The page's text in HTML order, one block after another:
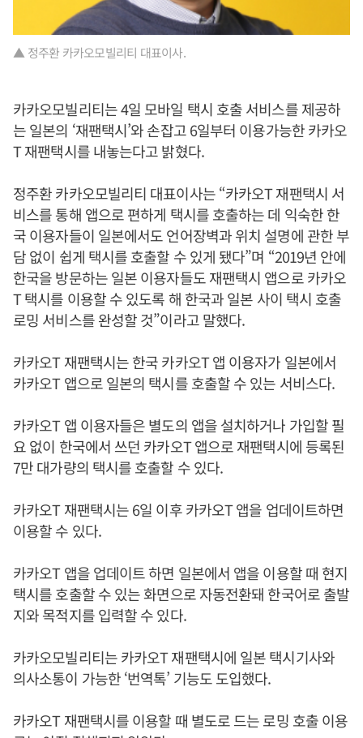
▲ 정주환 카카오모빌리티 대표이사.
카카오모빌리티는 4일 모바일 택시 호출 서비스를 제공하
는 일본의 ‘재팬택시’와 손잡고 6일부터 이용가능한 카카오
T 재팬택시를 내놓는다고 밝혔다.
정주환 카카오모빌리티 대표이사는 “카카오T 재팬택시 서
비스를 통해 앱으로 편하게 택시를 호출하는 데 익숙한 한
국 이용자들이 일본에서도 언어장벽과 위치 설명에 관한 부
담 없이 쉽게 택시를 호출할 수 있게 됐다”며 “2019년 안에
한국을 방문하는 일본 이용자들도 재팬택시 앱으로 카카오
T 택시를 이용할 수 있도록 해 한국과 일본 사이 택시 호출
로밍 서비스를 완성할 것”이라고 말했다.
카카오T 재팬택시는 한국 카카오T 앱 이용자가 일본에서
카카오T 앱으로 일본의 택시를 호출할 수 있는 서비스다.
카카오T 앱 이용자들은 별도의 앱을 설치하거나 가입할 필
요 없이 한국에서 쓰던 카카오T 앱으로 재팬택시에 등록된
7만 대가량의 택시를 호출할 수 있다.
카카오T 재팬택시는 6일 이후 카카오T 앱을 업데이트하면
이용할 수 있다.
카카오T 앱을 업데이트 하면 일본에서 앱을 이용할 때 현지
택시를 호출할 수 있는 화면으로 자동전환돼 한국어로 출발
지와 목적지를 입력할 수 있다.
카카오모빌리티는 카카오T 재팬택시에 일본 택시기사와
의사소통이 가능한 ‘번역톡’ 기능도 도입했다.
카카오T 재팬택시를 이용할 때 별도로 드는 로밍 호출 이용